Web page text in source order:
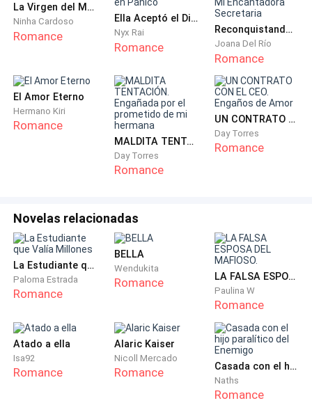
La Virgen del Mafioso
Ninha Cardoso
Romance
Ella Aceptó el Divorcio, Él entró en Pánico
Nyx Rai
Romance
Reconquistando a Mi Encantadora Secretaria
Joana Del Río
Romance
El Amor Eterno
Hermano Kiri
Romance
MALDITA TENTACIÓN. Engañada por el prometido de mi hermana
Day Torres
Romance
UN CONTRATO CON EL CEO. Engaños de Amor
Day Torres
Romance
Novelas relacionadas
La Estudiante que Valía Millones
Paloma Estrada
Romance
BELLA
Wendukita
Romance LA FALSA ESPOSA DEL MAFIOSO.
Paulina W
Romance
Atado a ella
Isa92
Romance
Alaric Kaiser
Nicoll Mercado
Romance Casada con el hijo paralítico del Enemigo
Naths
Romance